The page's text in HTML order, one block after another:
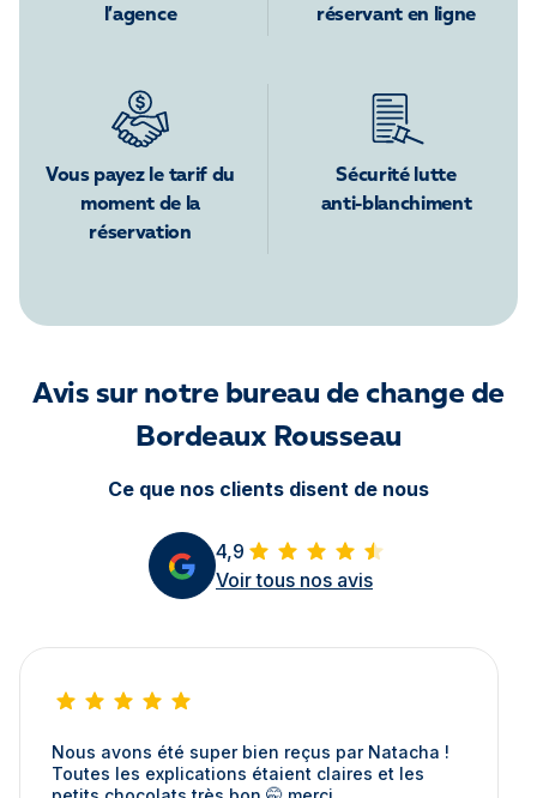
l’agence
réservant en ligne
Vous payez le tarif du
moment de la
réservation
Sécurité lutte
anti-blanchiment
Avis sur notre bureau de change de
Bordeaux Rousseau
Ce que nos clients disent de nous
4,9
Voir tous nos avis
Nous avons été super bien reçus par Natacha !
Toutes les explications étaient claires et les